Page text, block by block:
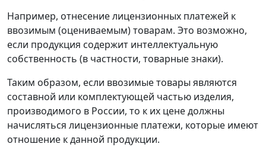
Например, отнесение лицензионных платежей к
ввозимым (оцениваемым) товарам. Это возможно,
если продукция содержит интеллектуальную
собственность (в частности, товарные знаки).
Таким образом, если ввозимые товары являются
составной или комплектующей частью изделия,
производимого в России, то к их цене должны
начисляться лицензионные платежи, которые имеют
отношение к данной продукции.